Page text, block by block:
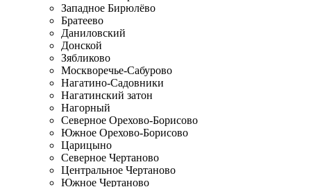
Западное Бирюлёво
Братеево
Даниловский
Донской
Зябликово
Москворечье-Сабурово
Нагатино-Садовники
Нагатинский затон
Нагорный
Северное Орехово-Борисово
Южное Орехово-Борисово
Царицыно
Северное Чертаново
Центральное Чертаново
Южное Чертаново